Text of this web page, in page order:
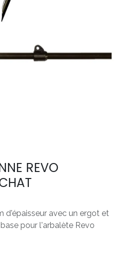
REVO
d'épaisseur avec un ergot et
pour l'arbalète Revo